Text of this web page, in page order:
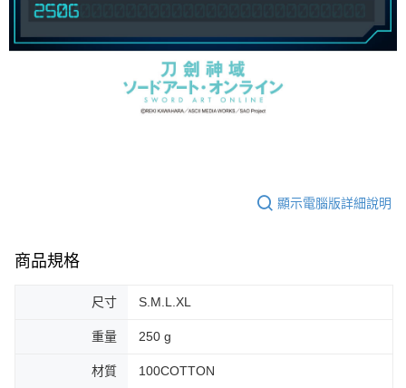
顯示電腦版詳細說明
商品規格
尺寸 S.M.L.XL
重量 250 g
材質 100COTTON